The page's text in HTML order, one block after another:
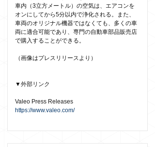
車内（3立方メートル）の空気は、エアコンを
オンにしてから5分以内で浄化される。また、
車両のオリジナル機器ではなくても、多くの車
両に適合可能であり、専門の自動車部品販売店
で購入することができる。
（画像はプレスリリースより）
▼外部リンク
Valeo Press Releases
https://www.valeo.com/